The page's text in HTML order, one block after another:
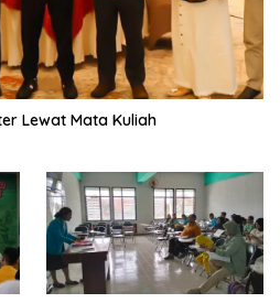
Lewat Mata Kuliah